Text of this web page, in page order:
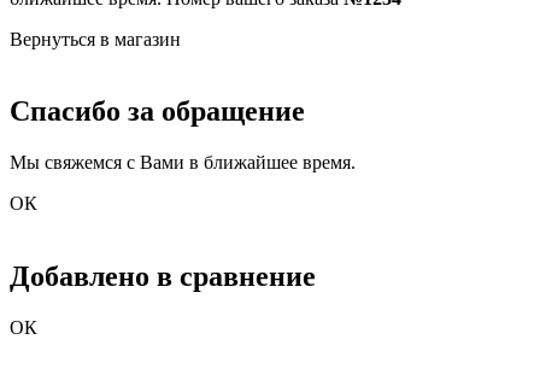
Вернуться в магазин
Спасибо за обращение
Мы свяжемся с Вами в ближайшее время.
ОК
Добавлено в сравнение
ОК